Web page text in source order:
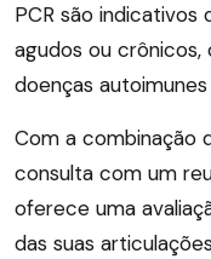
PCR são
agudos ou
doenças
Com a combinação
consulta com um
oferece uma
das suas